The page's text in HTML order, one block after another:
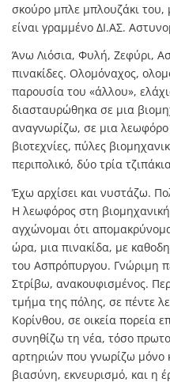
σκούρο μπλε μπλουζάκι
είναι γραμμένο ΔΙ.ΑΣ.
Άνω Λιόσια, Φυλή, Ζεφύρι,
πινακίδες. Ολομόναχος,
παρουσία του «άλλου»,
διασταυρώθηκα σε μια
αναγνωρίζω, σε μια
βιοτεχνίες, πύλες
περιπολικό, δύο τρία
Έχω αρχίσει και νυστάζω.
Η λεωφόρος στη βιομηχανική
αγχώνομαι ότι
ώρα, μια πινακίδα, με
του Ασπρόπυργου. Γνώριμη
Στρίβω, ανακουφισμένος.
τμήμα της πόλης, σε πέντε
Κορίνθου, σε οικεία πορεία
συνηθίζω τη νέα, τόσο
αρτηριών που γνωρίζω μόνο
βιασύνη, εκνευρισμό, και η